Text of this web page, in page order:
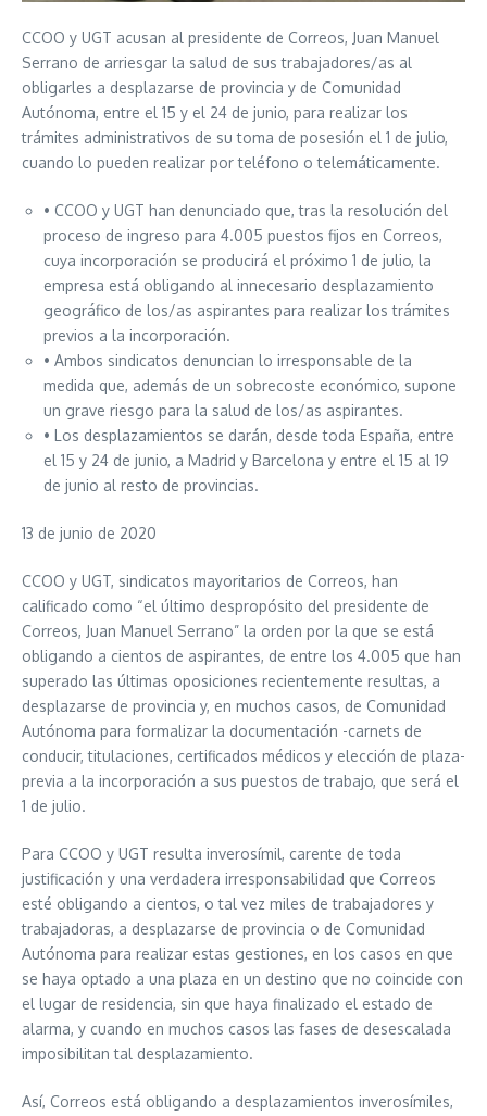
CCOO y UGT acusan al presidente de Correos, Juan Manuel
Serrano de arriesgar la salud de sus trabajadores/as al
obligarles a desplazarse de provincia y de Comunidad
Autónoma, entre el 15 y el 24 de junio, para realizar los
trámites administrativos de su toma de posesión el 1 de julio,
cuando lo pueden realizar por teléfono o telemáticamente.
• CCOO y UGT han denunciado que, tras la resolución del
proceso de ingreso para 4.005 puestos fijos en Correos,
cuya incorporación se producirá el próximo 1 de julio, la
empresa está obligando al innecesario desplazamiento
geográfico de los/as aspirantes para realizar los trámites
previos a la incorporación.
• Ambos sindicatos denuncian lo irresponsable de la
medida que, además de un sobrecoste económico, supone
un grave riesgo para la salud de los/as aspirantes.
• Los desplazamientos se darán, desde toda España, entre
el 15 y 24 de junio, a Madrid y Barcelona y entre el 15 al 19
de junio al resto de provincias.
13 de junio de 2020
CCOO y UGT, sindicatos mayoritarios de Correos, han
calificado como “el último despropósito del presidente de
Correos, Juan Manuel Serrano” la orden por la que se está
obligando a cientos de aspirantes, de entre los 4.005 que han
superado las últimas oposiciones recientemente resultas, a
desplazarse de provincia y, en muchos casos, de Comunidad
Autónoma para formalizar la documentación -carnets de
conducir, titulaciones, certificados médicos y elección de plaza-
previa a la incorporación a sus puestos de trabajo, que será el
1 de julio.
Para CCOO y UGT resulta inverosímil, carente de toda
justificación y una verdadera irresponsabilidad que Correos
esté obligando a cientos, o tal vez miles de trabajadores y
trabajadoras, a desplazarse de provincia o de Comunidad
Autónoma para realizar estas gestiones, en los casos en que
se haya optado a una plaza en un destino que no coincide con
el lugar de residencia, sin que haya finalizado el estado de
alarma, y cuando en muchos casos las fases de desescalada
imposibilitan tal desplazamiento.
Así, Correos está obligando a desplazamientos inverosímiles,